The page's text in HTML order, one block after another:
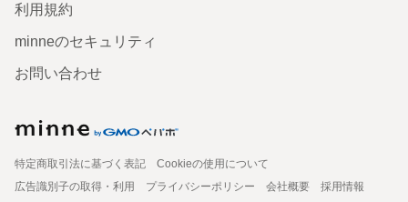
利用規約
minneのセキュリティ
お問い合わせ
特定商取引法に基づく表記
Cookieの使用について
広告識別子の取得・利用
プライバシーポリシー 会社概要
採用情報